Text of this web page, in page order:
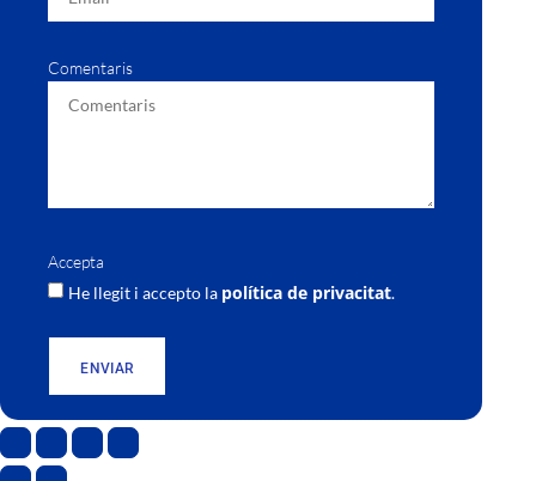
Comentaris
Accepta
He llegit i accepto la política de privacitat.
ENVIAR